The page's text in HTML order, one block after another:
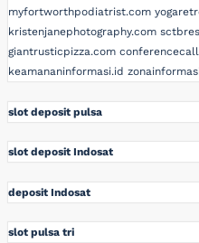
myfortworthpodiatrist.com
kristenjanephotography.com
giantrusticpizza.com
keamananinformasi.id
slot deposit pulsa
slot deposit Indosat
deposit Indosat
slot pulsa tri